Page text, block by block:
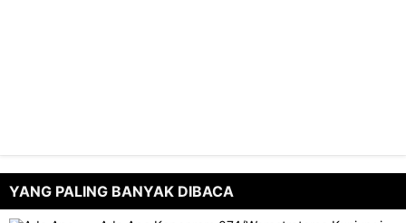
YANG PALING BANYAK DIBACA